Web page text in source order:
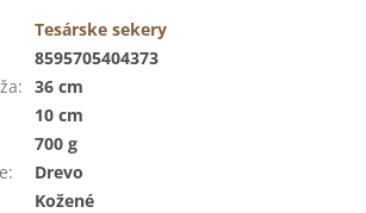
Tesárske sekery
8595705404373
: 36 cm
10 cm
700 g
:
Drevo
Kožené